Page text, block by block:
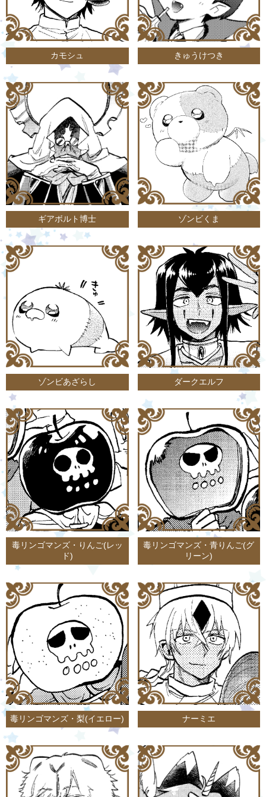
カモシュ きゅうけつき
ギアボルト博士 ゾンビくま
ゾンビあざらし ダークエルフ
毒リンゴマンズ・りんご(レッ
ド)
毒リンゴマンズ・青りんご(グ
リーン)
毒リンゴマンズ・梨(イエロー) ナーミエ